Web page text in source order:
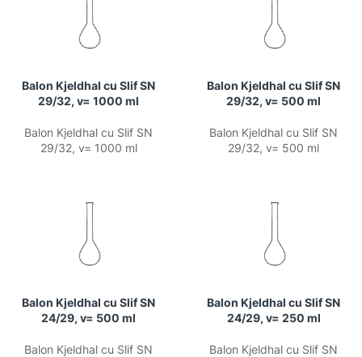
Balon Kjeldhal cu Slif SN
29/32, v= 1000 ml
Balon Kjeldhal cu Slif SN
29/32, v= 1000 ml
Balon Kjeldhal cu Slif SN
29/32, v= 500 ml
Balon Kjeldhal cu Slif SN
29/32, v= 500 ml
Balon Kjeldhal cu Slif SN
24/29, v= 500 ml
Balon Kjeldhal cu Slif SN
Balon Kjeldhal cu Slif SN
24/29, v= 250 ml
Balon Kjeldhal cu Slif SN